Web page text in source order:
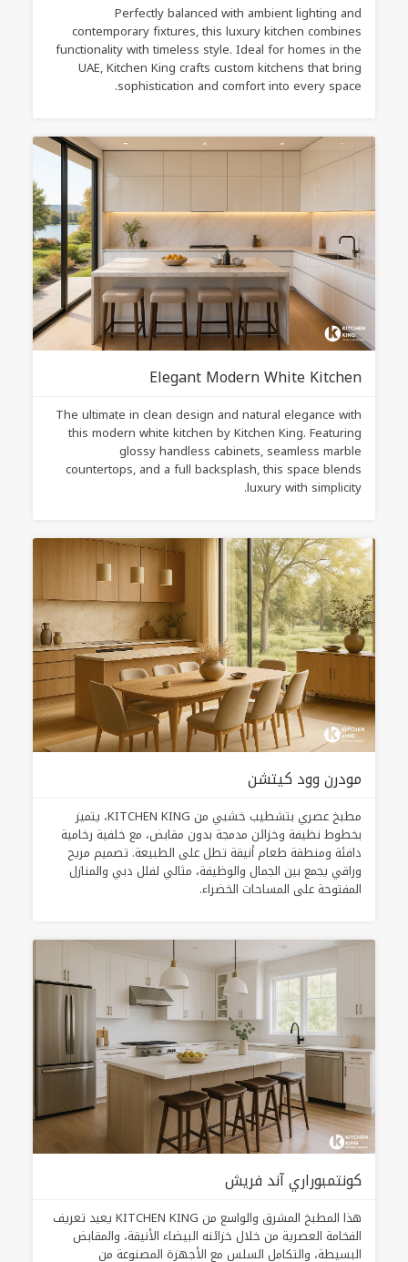
Perfectly balanced with ambient lighting and
contemporary fixtures, this luxury kitchen combines
functionality with timeless style. Ideal for homes in the
UAE, Kitchen King crafts custom kitchens that bring
sophistication and comfort into every space.
Elegant Modern White Kitchen
The ultimate in clean design and natural elegance with
this modern white kitchen by Kitchen King. Featuring
glossy handless cabinets, seamless marble
countertops, and a full backsplash, this space blends
luxury with simplicity.
مودرن وود كيتشن
مطبخ عصري بتشطيب خشبي من KITCHEN KING، يتميز
بخطوط نظيفة وخزائن مدمجة بدون مقابض، مع خلفية رخامية
دافئة ومنطقة طعام أنيقة تطل على الطبيعة. تصميم مريح
وراقي يجمع بين الجمال والوظيفة، مثالي لفلل دبي والمنازل
المفتوحة على المساحات الخضراء.
كونتمبوراري آند فريش
هذا المطبخ المشرق والواسع من KITCHEN KING يعيد تعريف
الفخامة العصرية من خلال خزائنه البيضاء الأنيقة، والمقابض
البسيطة، والتكامل السلس مع الأجهزة المصنوعة من